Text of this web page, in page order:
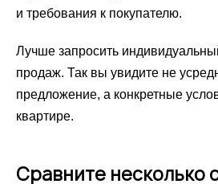
и требования к покупателю.
Лучше запросить
продаж. Так вы увидите не
предложение, а конкретные
квартире.
Сравните несколько